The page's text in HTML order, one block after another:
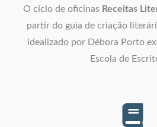
O ciclo de oficinas Receitas
partir do guia de criação
idealizado por Débora Porto
Escola de